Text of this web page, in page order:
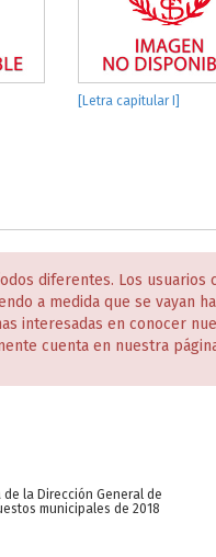
[Letra capitular I]
diferentes. Los usuarios
a medida que se vayan
interesadas en conocer
cuenta en nuestra
la Dirección General de
municipales de 2018